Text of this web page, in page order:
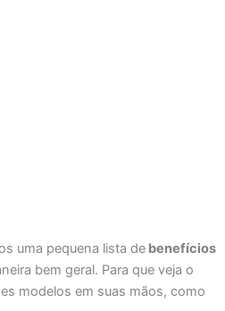
uma pequena lista debenefícios
bem geral. Para que veja o
modelos em suas mãos, como